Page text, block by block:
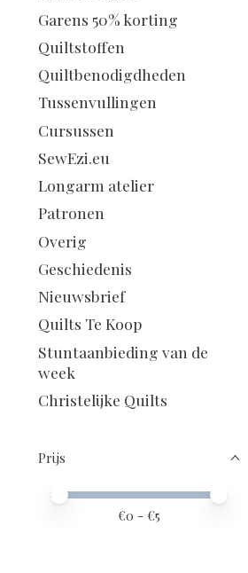
Garens 50% korting
Quiltstoffen
Quiltbenodigdheden
Tussenvullingen
Cursussen
SewEzi.eu
Longarm atelier
Patronen
Overig
Geschiedenis
Nieuwsbrief
Quilts Te Koop
Stuntaanbieding van de
week
Christelijke Quilts
Prijs
Minimale prijswaarde
Price maximum value
€0 - €5